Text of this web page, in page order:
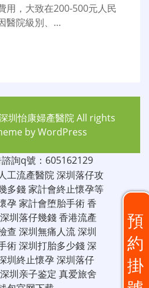
用，大致在200-500元人民
醫院級別、…
預
約
掛
圳怡康婦產醫院All rights
byWordPress
詢q號：605162129
工流產醫院深圳落仔攻
多錢家計會終止懷孕等
孕家計會堕胎手術香
深圳落仔幾錢香港流產
查 深圳無痛人流深圳
術深圳打胎多少錢深
圳終止懷孕深圳落仔
深圳亲子鉴定 真爱旅舍